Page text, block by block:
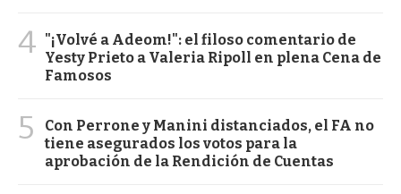
4 "¡Volvé a Adeom!": el filoso comentario de
Yesty Prieto a Valeria Ripoll en plena Cena de
Famosos
5
Con Perrone y Manini distanciados, el FA no
tiene asegurados los votos para la
aprobación de la Rendición de Cuentas